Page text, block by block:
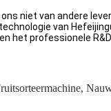
niet van andere
van
het professionele
,